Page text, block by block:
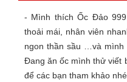
- Mình thích Ốc Đảo
thoải mái, nhân viên
ngon thần sầu …và mình
Đang ăn ốc mình thử viết
để các bạn tham khảo nhé